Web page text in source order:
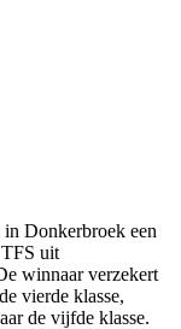
Donkerbroek een
uit
winnaar verzekert
vierde klasse,
de vijfde klasse.